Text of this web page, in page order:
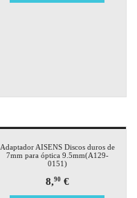
Adaptador AISENS Discos duros de
7mm para óptica 9.5mm(A129-
0151)
8,90€